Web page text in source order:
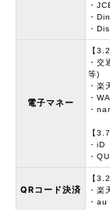
・
・
・
電子マネー
【
・交
等)
・楽
・
・
【
・iD
・
QRコード決済
【
・楽
・au